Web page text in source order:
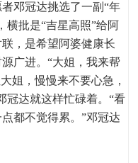
邓冠达挑选了一副“年
横批是“吉星高照”给阿
，是希望阿婆健康长
广进。“大姐，我来帮
姐，慢慢来不要心急，
冠达就这样忙碌着。“看
都不觉得累。”邓冠达